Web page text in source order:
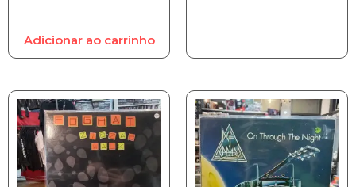
Adicionar ao carrinho